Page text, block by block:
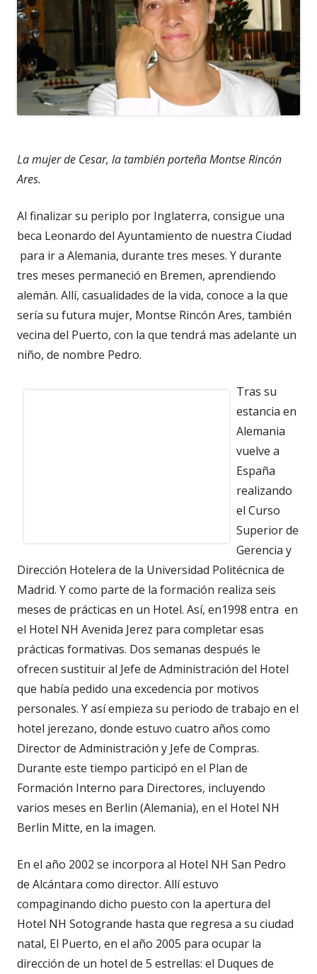
La mujer de Cesar, la también porteña Montse Rincón
Ares.
Al finalizar su periplo por Inglaterra, consigue una
beca Leonardo del Ayuntamiento de nuestra Ciudad
para ir a Alemania, durante tres meses. Y durante
tres meses permaneció en Bremen, aprendiendo
alemán. Allí, casualidades de la vida, conoce a la que
sería su futura mujer, Montse Rincón Ares, también
vecina del Puerto, con la que tendrá mas adelante un
niño, de nombre Pedro.
Tras su
estancia en
Alemania
vuelve a
España
realizando
el Curso
Superior de
Gerencia y
Dirección Hotelera de la Universidad Politécnica de
Madrid. Y como parte de la formación realiza seis
meses de prácticas en un Hotel. Así, en1998 entra en
el Hotel NH Avenida Jerez para completar esas
prácticas formativas. Dos semanas después le
ofrecen sustituir al Jefe de Administración del Hotel
que había pedido una excedencia por motivos
personales. Y así empieza su periodo de trabajo en el
hotel jerezano, donde estuvo cuatro años como
Director de Administración y Jefe de Compras.
Durante este tiempo participó en el Plan de
Formación Interno para Directores, incluyendo
varios meses en Berlin (Alemania), en el Hotel NH
Berlin Mitte, en la imagen.
En el año 2002 se incorpora al Hotel NH San Pedro
de Alcántara como director. Allí estuvo
compaginando dicho puesto con la apertura del
Hotel NH Sotogrande hasta que regresa a su ciudad
natal, El Puerto, en el año 2005 para ocupar la
dirección de un hotel de 5 estrellas: el Duques de